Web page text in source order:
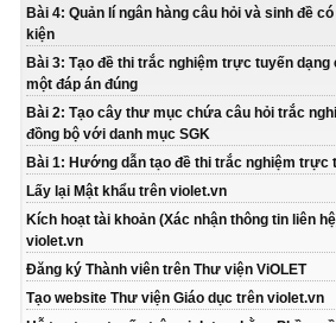
Bài 4: Quản lí ngân hàng câu hỏi và sinh đề
kiện
Bài 3: Tạo đề thi trắc nghiệm trực tuyến dạng
một đáp án đúng
Bài 2: Tạo cây thư mục chứa câu hỏi trắc
đồng bộ với danh mục SGK
Bài 1: Hướng dẫn tạo đề thi trắc nghiệm trực
Lấy lại Mật khẩu trên violet.vn
Kích hoạt tài khoản (Xác nhận thông tin liên
violet.vn
Đăng ký Thành viên trên Thư viện ViOLET
Tạo website Thư viện Giáo dục trên violet.vn